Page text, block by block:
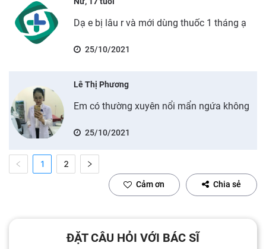
Dạ e bị lâu r và mới dùng thuốc 1 tháng ạ
25/10/2021
Lê Thị Phương
Em có thường xuyên nổi mẩn ngứa không
25/10/2021
1 2
Cảm ơn Chia sẻ
ĐẶT CÂU HỎI VỚI BÁC SĨ